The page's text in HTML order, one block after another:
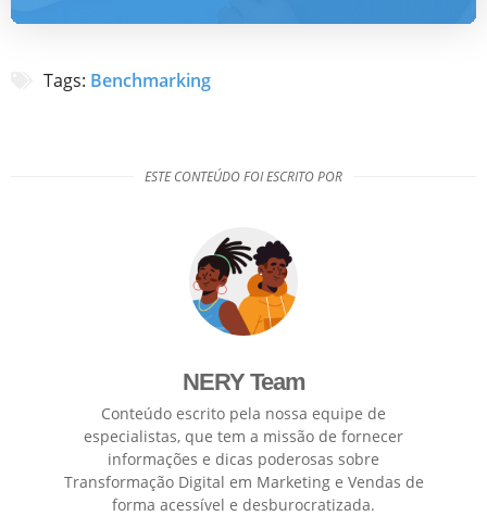
Tags: Benchmarking
ESTE CONTEÚDO FOI ESCRITO POR
NERY Team
Conteúdo escrito pela nossa equipe de
especialistas, que tem a missão de fornecer
informações e dicas poderosas sobre
Transformação Digital em Marketing e Vendas de
forma acessível e desburocratizada.